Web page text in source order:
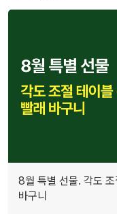
8월 특별 선물. 각도 조
바구니